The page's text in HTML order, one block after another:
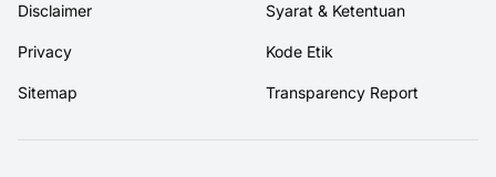
Disclaimer Syarat & Ketentuan
Privacy Kode Etik
Sitemap Transparency Report